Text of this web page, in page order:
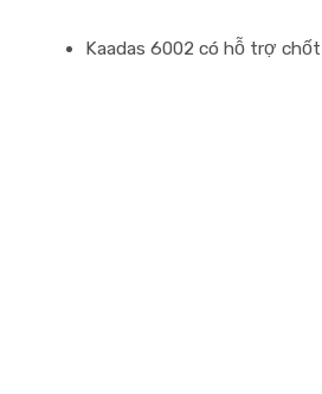
Kaadas 6002 có hỗ trợ